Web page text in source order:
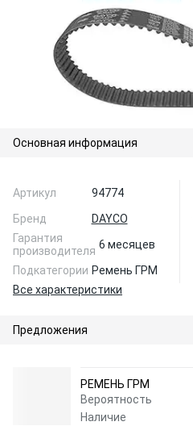
Основная информация
Артикул
94774
Бренд
DAYCO
Гарантия
производителя 6 месяцев
Подкатегории Ремень ГРМ
Все характеристики
Предложения
РЕМЕНЬ ГРМ
Вероятность
Наличие